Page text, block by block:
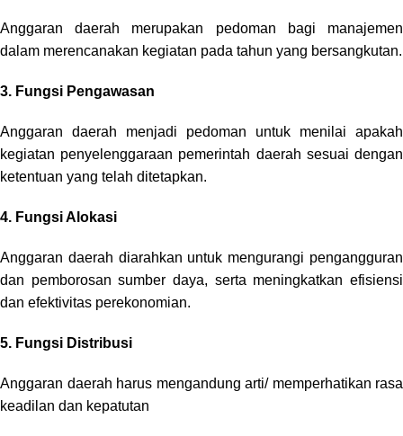
Anggaran daerah merupakan pedoman bagi manajemen
dalam merencanakan kegiatan pada tahun yang bersangkutan.
3. Fungsi Pengawasan
Anggaran daerah menjadi pedoman untuk menilai apakah
kegiatan penyelenggaraan pemerintah daerah sesuai dengan
ketentuan yang telah ditetapkan.
4. Fungsi Alokasi
Anggaran daerah diarahkan untuk mengurangi pengangguran
dan pemborosan sumber daya, serta meningkatkan efisiensi
dan efektivitas perekonomian.
5. Fungsi Distribusi
Anggaran daerah harus mengandung arti/ memperhatikan rasa
keadilan dan kepatutan